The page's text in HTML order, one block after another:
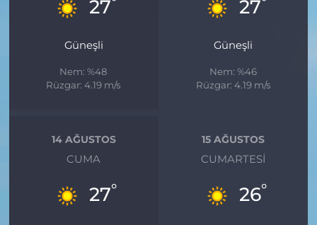
27
Güneşli
Nem: %48
Rüzgar: 4.19 m/s
27
Güneşli
Nem: %46
Rüzgar: 4.19 m/s
14 AĞUSTOS
CUMA
27°
15 AĞUSTOS
CUMARTESI
26°